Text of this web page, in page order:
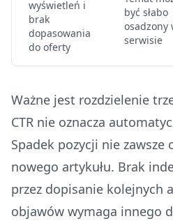
wyświetleń i
brak
dopasowania
do oferty
być słabo
osadzony
serwisie
Ważne jest rozdzielenie
CTR nie oznacza
Spadek pozycji nie zawsze
nowego artykułu. Brak
przez dopisanie kolejnych
objawów wymaga innego